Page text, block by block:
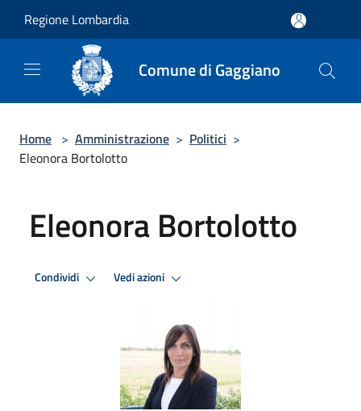
Regione Lombardia
Comune di Gaggiano
Home > Amministrazione > Politici >
Eleonora Bortolotto
Eleonora Bortolotto
Condividi Vedi azioni